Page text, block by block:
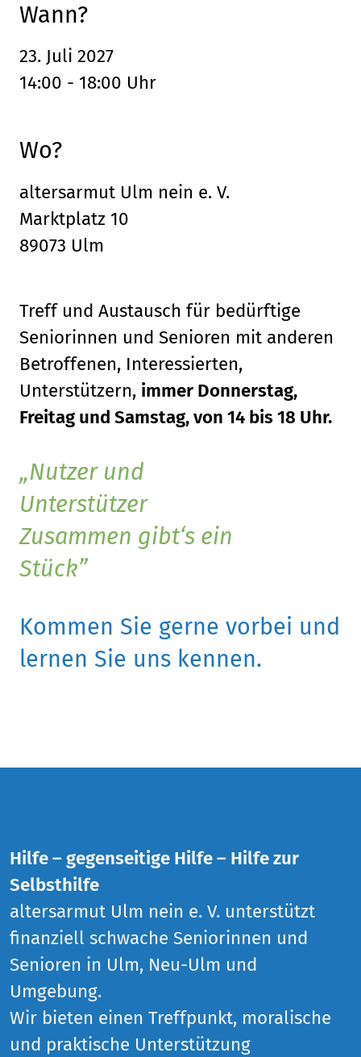
Wann?
23. Juli 2027
14:00 - 18:00 Uhr
Wo?
altersarmut Ulm nein e. V.
Marktplatz 10
89073 Ulm
Treff und Austausch für bedürftige
Seniorinnen und Senioren mit anderen
Betroffenen, Interessierten,
Unterstützern, immer Donnerstag,
Freitag und Samstag, von 14 bis 18 Uhr.
Nutzer und
Unterstützer
Zusammen gibt‘s ein
Stück
Kommen Sie gerne vorbei und
lernen Sie uns kennen.
Hilfe – gegenseitige Hilfe – Hilfe zur
Selbsthilfe
altersarmut Ulm nein e. V. unterstützt
finanziell schwache Seniorinnen und
Senioren in Ulm, Neu-Ulm und
Umgebung.
Wir bieten einen Treffpunkt, moralische
und praktische Unterstützung